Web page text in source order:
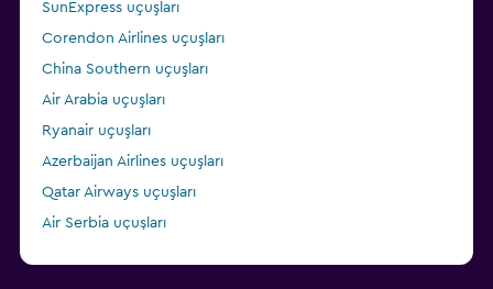
SunExpress uçuşları
Corendon Airlines uçuşları
China Southern uçuşları
Air Arabia uçuşları
Ryanair uçuşları
Azerbaijan Airlines uçuşları
Qatar Airways uçuşları
Air Serbia uçuşları